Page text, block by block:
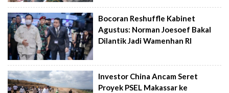
Bocoran Reshuffle Kabinet
Agustus: Norman Joesoef Bakal
Dilantik Jadi Wamenhan RI
Investor China Ancam Seret
Proyek PSEL Makassar ke